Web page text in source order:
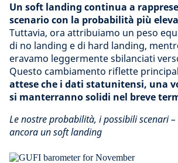
Un soft landing continua a
scenario con la probabilità più
Tuttavia, ora attribuiamo un peso
di no landing e di hard landing,
eravamo leggermente sbilanciati
Questo cambiamento riflette
attese che i dati statunitensi, una
si manterranno solidi nel breve
Le nostre probabilità, i possibili scenari
ancora un soft landing